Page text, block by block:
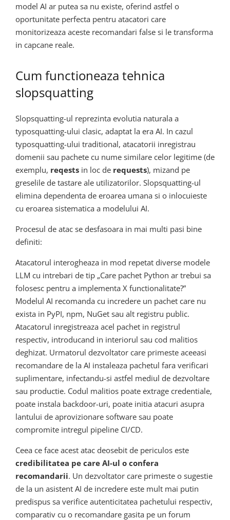
model AI ar putea sa nu existe, oferind astfel o
oportunitate perfecta pentru atacatori care
monitorizeaza aceste recomandari false si le transforma
in capcane reale.
Cum functioneaza tehnica
slopsquatting
Slopsquatting-ul reprezinta evolutia naturala a
typosquatting-ului clasic, adaptat la era AI. In cazul
typosquatting-ului traditional, atacatorii inregistrau
domenii sau pachete cu nume similare celor legitime (de
exemplu, reqests in loc de requests), mizand pe
greselile de tastare ale utilizatorilor. Slopsquatting-ul
elimina dependenta de eroarea umana si o inlocuieste
cu eroarea sistematica a modelului AI.
Procesul de atac se desfasoara in mai multi pasi bine
definiti:
Atacatorul interogheaza in mod repetat diverse modele
LLM cu intrebari de tip „Care pachet Python ar trebui sa
folosesc pentru a implementa X functionalitate?”
Modelul AI recomanda cu incredere un pachet care nu
exista in PyPI, npm, NuGet sau alt registru public.
Atacatorul inregistreaza acel pachet in registrul
respectiv, introducand in interiorul sau cod malitios
deghizat. Urmatorul dezvoltator care primeste aceeasi
recomandare de la AI instaleaza pachetul fara verificari
suplimentare, infectandu-si astfel mediul de dezvoltare
sau productie. Codul malitios poate extrage credentiale,
poate instala backdoor-uri, poate initia atacuri asupra
lantului de aprovizionare software sau poate
compromite intregul pipeline CI/CD.
Ceea ce face acest atac deosebit de periculos este
credibilitatea pe care AI-ul o confera
recomandarii. Un dezvoltator care primeste o sugestie
de la un asistent AI de incredere este mult mai putin
predispus sa verifice autenticitatea pachetului respectiv,
comparativ cu o recomandare gasita pe un forum